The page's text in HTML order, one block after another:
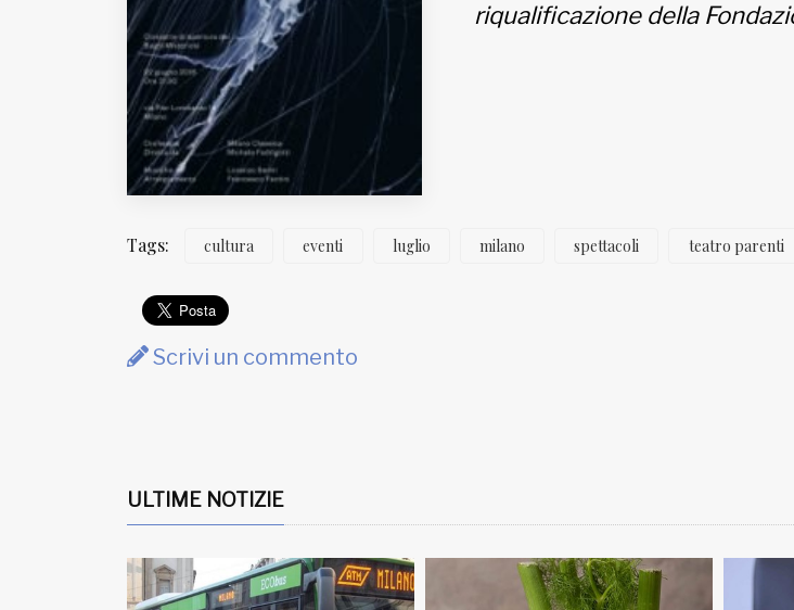
riqualificazione della
Tags: cultura eventi luglio milano spettacoli teatro parenti
Scrivi un commento
ULTIME NOTIZIE